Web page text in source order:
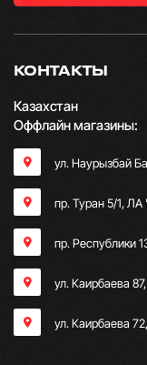
КОНТАКТЫ
Казахстан
Оффлайн магазины:
ул. Наурызбай
пр. Туран 5/1, ЛА
пр. Республики
ул. Каирбаева
ул. Каирбаева